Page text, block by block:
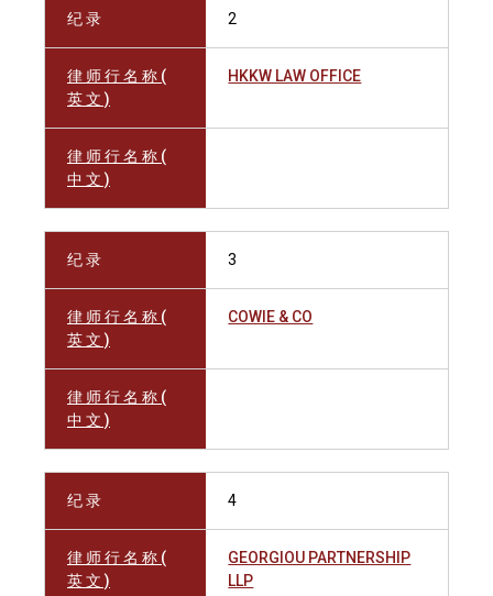
纪 录 2
律 师 行 名 称 (
英 文 )
HKKW LAW OFFICE
律 师 行 名 称 (
中 文 )
纪 录 3
律 师 行 名 称 (
英 文 )
COWIE & CO
律 师 行 名 称 (
中 文 )
纪 录 4
律 师 行 名 称 (
英 文 )
GEORGIOU PARTNERSHIP
LLP